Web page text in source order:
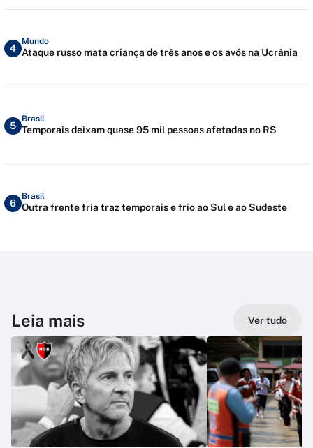
4
Mundo
Ataque russo mata criança de três anos e os avós na Ucrânia
5
Brasil
Temporais deixam quase 95 mil pessoas afetadas no RS
6
Brasil
Outra frente fria traz temporais e frio ao Sul e ao Sudeste
Leia mais Ver tudo